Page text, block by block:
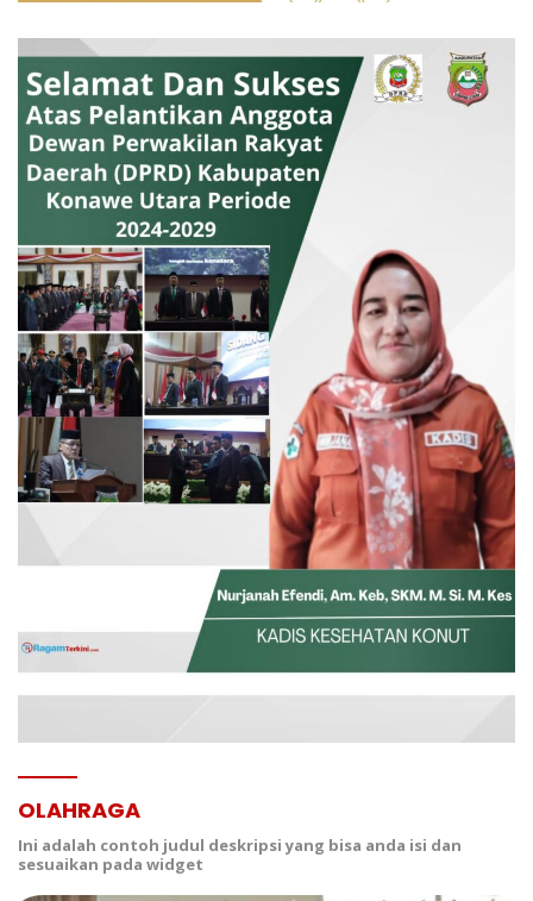
OLAHRAGA
Ini adalah contoh judul deskripsi yang bisa anda isi dan
sesuaikan pada widget